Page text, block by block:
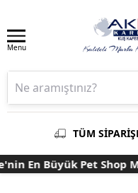
Menu
TÜM
En Büyük Pet Shop